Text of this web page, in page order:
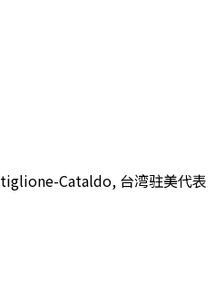
Cataldo, 台湾驻美代表